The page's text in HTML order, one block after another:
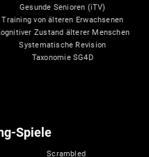
Gesunde Senioren (iTV)
Training von älteren Erwachsenen
Zustand älterer Menschen
Systematische Revision
Taxonomie SG4D
Spiele
Scrambled